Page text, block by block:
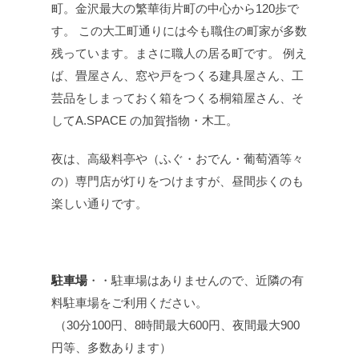
町。金沢最大の繁華街片町の中心から120歩で
す。 この大工町通りには今も職住の町家が多数
残っています。まさに職人の居る町です。 例え
ば、畳屋さん、窓や戸をつくる建具屋さん、工
芸品をしまっておく箱をつくる桐箱屋さん、そ
してA.SPACE の加賀指物・木工。
夜は、高級料亭や（ふぐ・おでん・葡萄酒等々
の）専門店が灯りをつけますが、昼間歩くのも
楽しい通りです。
駐車場・・駐車場はありませんので、近隣の有
料駐車場をご利用ください。
（30分100円、8時間最大600円、夜間最大900
円等、多数あります）